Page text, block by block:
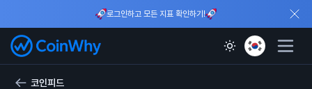
로그인하고 모든 지표 확인하기!
코인피드